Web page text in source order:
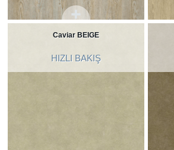
Caviar BEIGE
HIZLI BAKIŞ